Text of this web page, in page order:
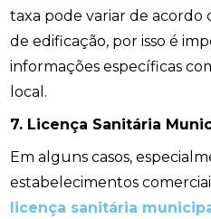
taxa pode variar de acordo
de edificação, por isso é
informações específicas
local.
7. Licença Sanitária
Em alguns casos,
estabelecimentos
licença sanitária